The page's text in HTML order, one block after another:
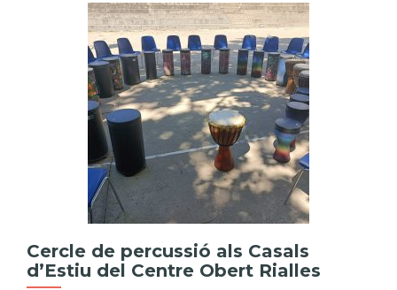
Cercle de percussió als Casals
d’Estiu del Centre Obert Rialles